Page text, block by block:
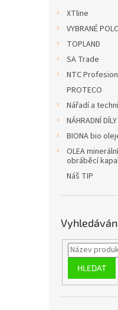
XTline
VYBRANÉ
TOPLAND
SA Trade
NTC
PROTECO
Nářadí a
NÁHRADNÍ DÍLY
BIONA bio
OLEA
obráběcí
Náš TIP
HLEDAT